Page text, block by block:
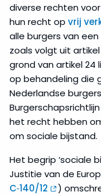
diverse rechten
hun recht op vrij
alle burgers van
zoals volgt uit artikel
grond van artikel 24
op behandeling die
Nederlandse
het recht hebben
om sociale bijstand.
Het begrip ‘sociale
Justitie van de
C‑140/12
)